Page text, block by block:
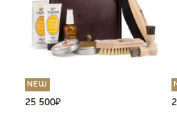
NEW
25 500₽